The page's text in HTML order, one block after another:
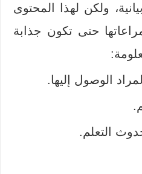
ولكن لهذا المحتوى
حتى تكون جذابة
الوصول إليها.
التعلم.